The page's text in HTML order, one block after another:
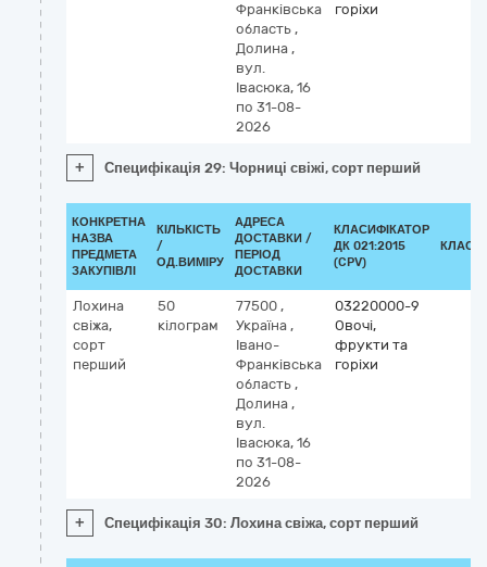
Франківська
область ,
Долина ,
вул.
Івасюка, 16
по 31-08-
2026
горіхи
+ Специфікація 29: Чорниці свіжі, сорт перший
КОНКРЕТНА
НАЗВА
ПРЕДМЕТА
ЗАКУПІВЛІ
КІЛЬКІСТЬ
/
ОД.ВИМІРУ
АДРЕСА
ДОСТАВКИ /
ПЕРІОД
ДОСТАВКИ
КЛАСИФІКАТОР
ДК 021:2015
(CPV)
Лохина
свіжа,
сорт
перший
50
кілограм
77500 ,
Україна ,
Івано-
Франківська
область ,
Долина ,
вул.
Івасюка, 16
по 31-08-
2026
03220000-9
Овочі,
фрукти та
горіхи
+ Специфікація 30: Лохина свіжа, сорт перший